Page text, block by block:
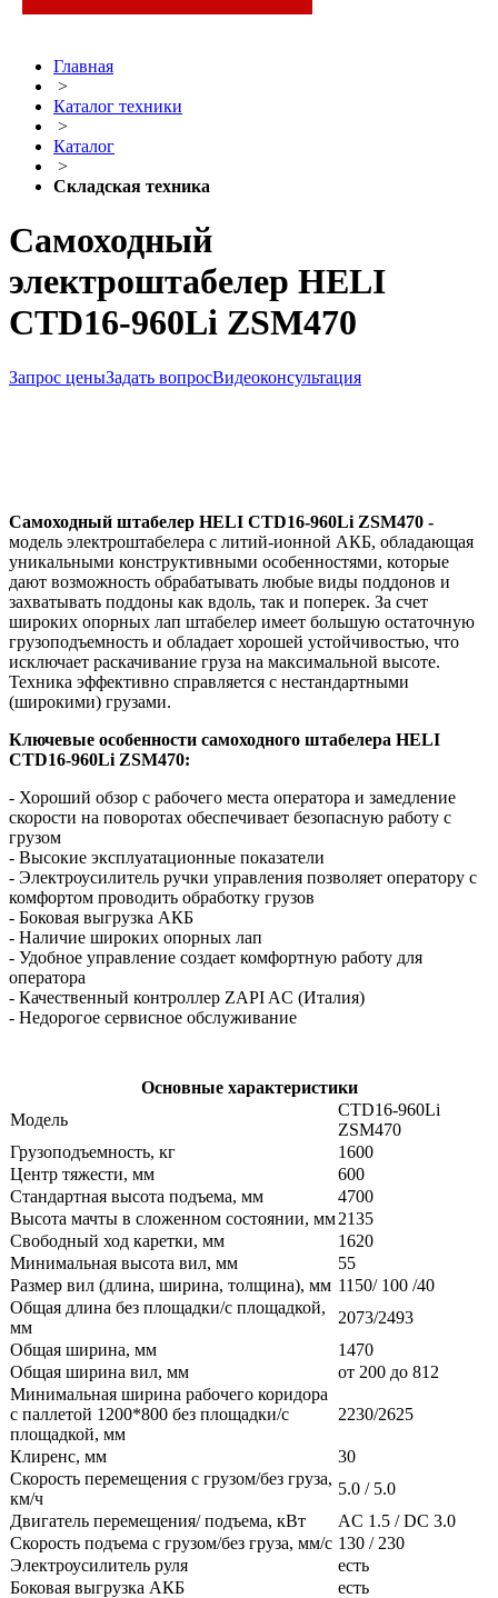
Главная
>
Каталог техники
>
Каталог
>
Складская техника
Самоходный
электроштабелер HELI
CTD16-960Li ZSM470
Запрос ценыЗадать вопросВидеоконсультация
Самоходный штабелер HELI CTD16-960Li ZSM470 -
модель электроштабелера с литий-ионной АКБ, обладающая
уникальными конструктивными особенностями, которые
дают возможность обрабатывать любые виды поддонов и
захватывать поддоны как вдоль, так и поперек. За счет
широких опорных лап штабелер имеет большую остаточную
грузоподъемность и обладает хорошей устойчивостью, что
исключает раскачивание груза на максимальной высоте.
Техника эффективно справляется с нестандартными
(широкими) грузами.
Ключевые особенности самоходного штабелера HELI
CTD16-960Li ZSM470:
- Хороший обзор с рабочего места оператора и замедление
скорости на поворотах обеспечивает безопасную работу с
грузом
- Высокие эксплуатационные показатели
- Электроусилитель ручки управления позволяет оператору с
комфортом проводить обработку грузов
- Боковая выгрузка АКБ
- Наличие широких опорных лап
- Удобное управление создает комфортную работу для
оператора
- Качественный контроллер ZAPI AC (Италия)
- Недорогое сервисное обслуживание
Основные характеристики
Модель
CTD16-960Li
ZSM470
Грузоподъемность, кг
1600
Центр тяжести, мм
600
Стандартная высота подъема, мм
4700
Высота мачты в сложенном состоянии, мм2135
Свободный ход каретки, мм
1620
Минимальная высота вил, мм
55
Размер вил (длина, ширина, толщина), мм 1150/ 100 /40
Общая длина без площадки/с площадкой,
мм
2073/2493
Общая ширина, мм
1470
Общая ширина вил, мм
от 200 до 812
Минимальная ширина рабочего коридора
с паллетой 1200*800 без площадки/с
площадкой, мм
2230/2625
Клиренс, мм
30
Скорость перемещения с грузом/без груза,
км/ч
5.0 / 5.0
Двигатель перемещения/ подъема, кВт
AC 1.5 / DC 3.0
Скорость подъема с грузом/без груза, мм/с 130 / 230
Электроусилитель руля
есть
Боковая выгрузка АКБ
есть